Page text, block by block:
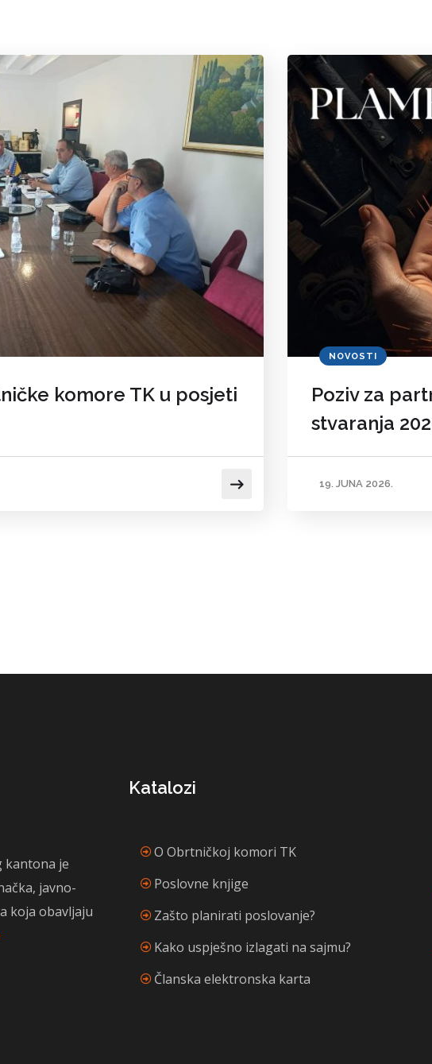
komore TK u posjeti
NOVOSTI
Poziv za
stvaranja
19. JUNA 2026.
kantona je
javno-
koja obavljaju
Katalozi
O Obrtničkoj komori TK
Poslovne knjige
Zašto planirati poslovanje?
Kako uspješno izlagati na sajmu?
Članska elektronska karta